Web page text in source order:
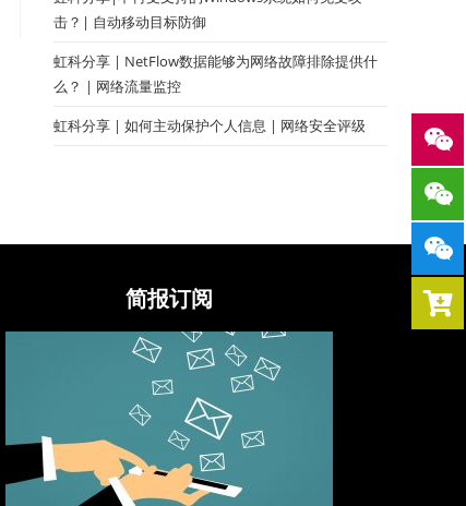
击？| 自动移动目标防御
虹科分享 | NetFlow数据能够为网络故障排除提供什
么？ | 网络流量监控
虹科分享 | 如何主动保护个人信息 | 网络安全评级
简报订阅